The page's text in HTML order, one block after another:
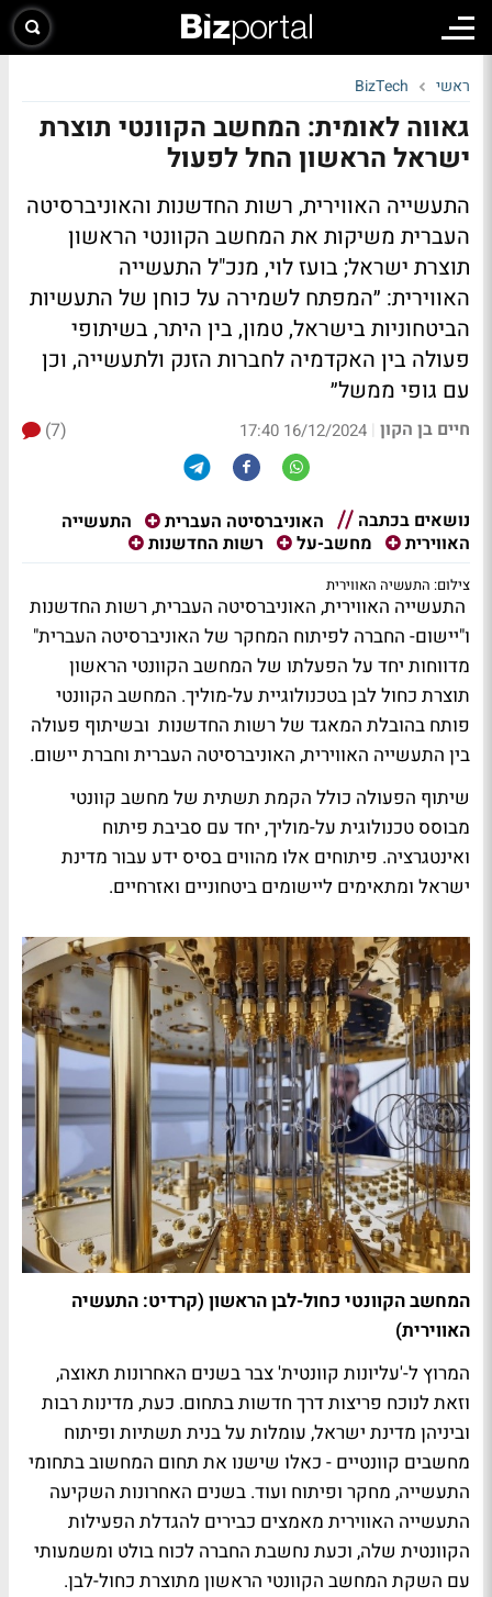
ראשי BizTech
גאווה לאומית: המחשב הקוונטי תוצרת
ישראל הראשון החל לפעול
התעשייה האווירית, רשות החדשנות והאוניברסיטה
העברית משיקות את המחשב הקוונטי הראשון
תוצרת ישראל; בועז לוי, מנכ"ל התעשייה
האווירית: ״המפתח לשמירה על כוחן של התעשיות
הביטחוניות בישראל, טמון, בין היתר, בשיתופי
פעולה בין האקדמיה לחברות הזנק ולתעשייה, וכן
עם גופי ממשל״
חיים בן הקון |
16/12/2024 17:40
(7)
נושאים בכתבה האוניברסיטה העברית
התעשייה
האווירית
מחשב-על רשות החדשנות
צילום: התעשיה האווירית
התעשייה האווירית, האוניברסיטה העברית, רשות החדשנות
ו"יישום- החברה לפיתוח המחקר של האוניברסיטה העברית"
מדווחות יחד על הפעלתו של המחשב הקוונטי הראשון
תוצרת כחול לבן בטכנולוגיית על-מוליך. המחשב הקוונטי
פותח בהובלת המאגד של רשות החדשנות ובשיתוף פעולה
בין התעשייה האווירית, האוניברסיטה העברית וחברת יישום.
שיתוף הפעולה כולל הקמת תשתית של מחשב קוונטי
מבוסס טכנולוגית על-מוליך, יחד עם סביבת פיתוח
ואינטגרציה. פיתוחים אלו מהווים בסיס ידע עבור מדינת
ישראל ומתאימים ליישומים ביטחוניים ואזרחיים.
המחשב הקוונטי כחול-לבן הראשון (קרדיט: התעשיה
האווירית)
המרוץ ל-'עליונות קוונטית' צבר בשנים האחרונות תאוצה,
וזאת לנוכח פריצות דרך חדשות בתחום. כעת, מדינות רבות
וביניהן מדינת ישראל, עומלות על בנית תשתיות ופיתוח
מחשבים קוונטיים - כאלו שישנו את תחום המחשוב בתחומי
התעשייה, מחקר ופיתוח ועוד. בשנים האחרונות השקיעה
התעשייה האווירית מאמצים כבירים להגדלת הפעילות
הקוונטית שלה, וכעת נחשבת החברה לכוח בולט ומשמעותי
עם השקת המחשב הקוונטי הראשון מתוצרת כחול-לבן.